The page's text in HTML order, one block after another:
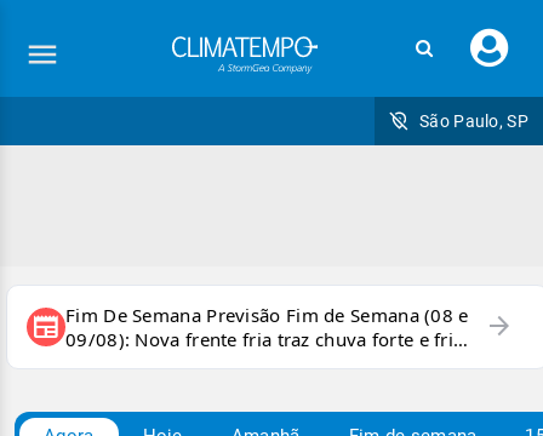
seu
São Paulo, SP
newspaper Fim De Semana Previsão Fim de Semana (08 e
09/08): Nova frente fria traz chuva forte e frio
para áreas do país
arrow_forward